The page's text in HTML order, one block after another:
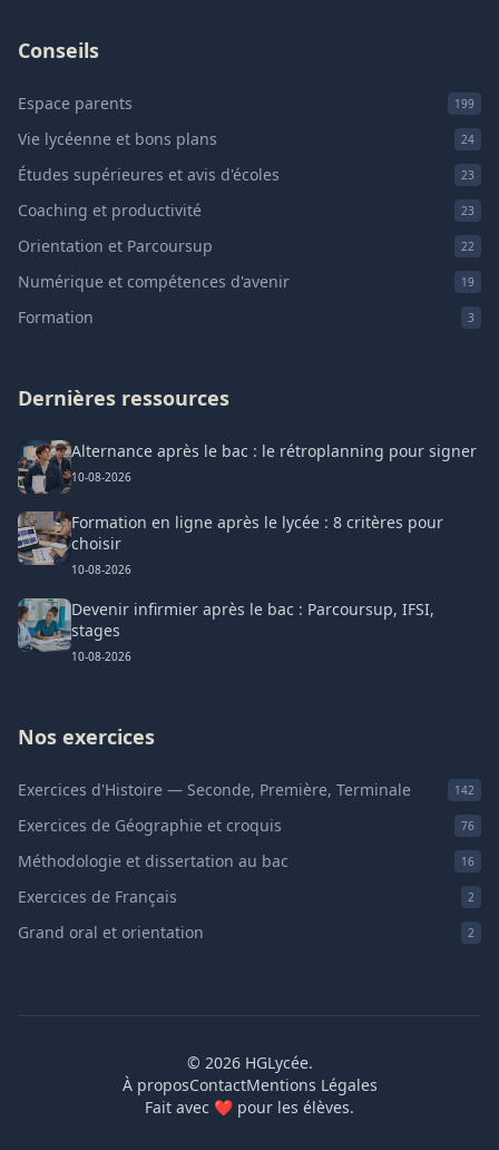
Conseils
Espace parents 199
Vie lycéenne et bons plans 24
Études supérieures et avis d'écoles 23
Coaching et productivité 23
Orientation et Parcoursup 22
Numérique et compétences d'avenir 19
Formation 3
Dernières ressources
Alternance après le bac : le rétroplanning pour signer
10-08-2026
Formation en ligne après le lycée : 8 critères pour
choisir
10-08-2026
Devenir infirmier après le bac : Parcoursup, IFSI,
stages
10-08-2026
Nos exercices
Exercices d'Histoire — Seconde, Première, Terminale 142
Exercices de Géographie et croquis 76
Méthodologie et dissertation au bac 16
Exercices de Français 2
Grand oral et orientation 2
© 2026 HGLycée.
À proposContactMentions Légales
Fait avec ❤ pour les élèves.